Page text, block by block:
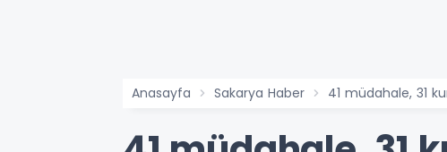
Anasayfa Sakarya Haber 41 müdahale, 31